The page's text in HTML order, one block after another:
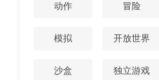
动作 冒险
模拟 开放世界
沙盒 独立游戏